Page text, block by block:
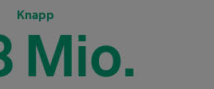
Knapp
Mio.